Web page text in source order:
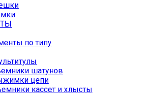
по типу
шатунов
цепи
кассет и хлысты